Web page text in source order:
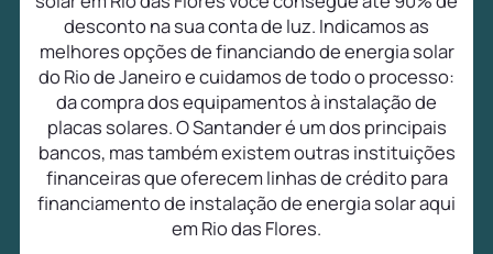
desconto na sua conta de luz. Indicamos as
melhores opções de financiando de energia solar
do Rio de Janeiro e cuidamos de todo o processo:
da compra dos equipamentos à instalação de
placas solares. O Santander é um dos principais
bancos, mas também existem outras instituições
financeiras que oferecem linhas de crédito para
financiamento de instalação de energia solar aqui
em Rio das Flores.